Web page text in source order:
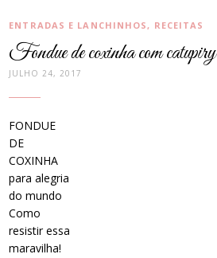
CATEGORIAS:
ENTRADAS E LANCHINHOS, RECEITAS
Fondue de coxinha com catupiry
JULHO 24, 2017
FONDUE
DE
COXINHA
para alegria
do mundo
Como
resistir essa
maravilha!